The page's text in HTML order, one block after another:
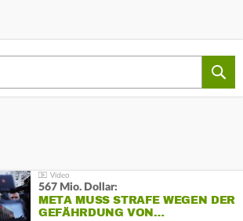
567 Mio. Dollar:
META MUSS STRAFE WEGEN DER
GEFÄHRDUNG VON…